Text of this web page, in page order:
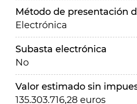
Método de presentación
Electrónica
Subasta electrónica
No
Valor estimado sin
135.303.716,28 euros